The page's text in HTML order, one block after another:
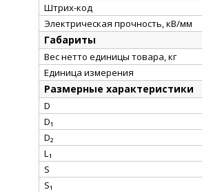
Штрих-код
Электрическая прочность, кВ/мм
Габариты
Вес нетто единицы товара, кг
Единица измерения
Размерные характеристики
D
D₁
D₂
L₁
S
S₁